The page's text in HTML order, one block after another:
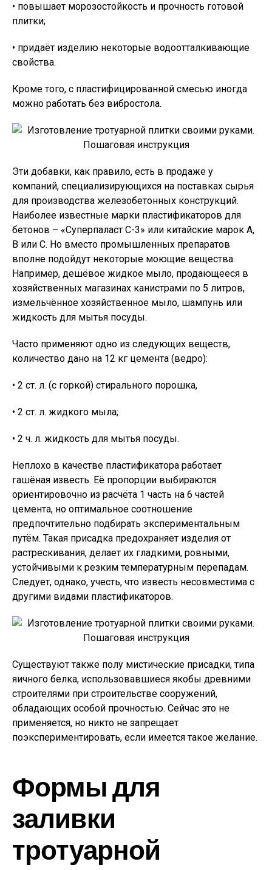
• повышает морозостойкость и прочность готовой
плитки;
• придаёт изделию некоторые водоотталкивающие
свойства.
Кроме того, с пластифицированной смесью иногда
можно работать без вибростола.
Эти добавки, как правило, есть в продаже у
компаний, специализирующихся на поставках сырья
для производства железобетонных конструкций.
Наиболее известные марки пластификаторов для
бетонов – «Суперпаласт С-3» или китайские марок A,
B или C. Но вместо промышленных препаратов
вполне подойдут некоторые моющие вещества.
Например, дешёвое жидкое мыло, продающееся в
хозяйственных магазинах канистрами по 5 литров,
измельчённое хозяйственное мыло, шампунь или
жидкость для мытья посуды.
Часто применяют одно из следующих веществ,
количество дано на 12 кг цемента (ведро):
• 2 ст. л. (с горкой) стирального порошка,
• 2 ст. л. жидкого мыла;
• 2 ч. л. жидкость для мытья посуды.
Неплохо в качестве пластификатора работает
гашёная известь. Её пропорции выбираются
ориентировочно из расчёта 1 часть на 6 частей
цемента, но оптимальное соотношение
предпочтительно подбирать экспериментальным
путём. Такая присадка предохраняет изделия от
растрескивания, делает их гладкими, ровными,
устойчивыми к резким температурным перепадам.
Следует, однако, учесть, что известь несовместима с
другими видами пластификаторов.
Существуют также полу мистические присадки, типа
яичного белка, использовавшиеся якобы древними
строителями при строительстве сооружений,
обладающих особой прочностью. Сейчас это не
применяется, но никто не запрещает
поэкспериментировать, если имеется такое желание.
Формы для
заливки
тротуарной